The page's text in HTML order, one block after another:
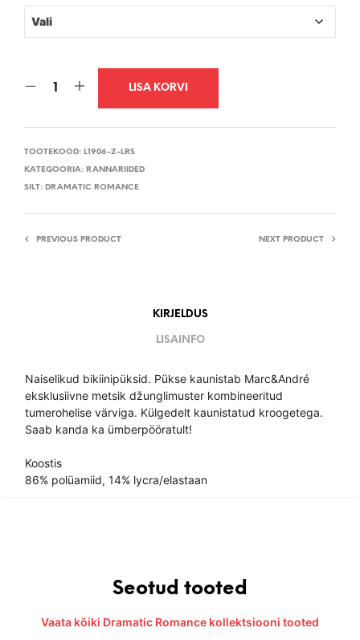
LISA KORVI
TOOTEKOOD: L1906-Z-LRS
KATEGOORIA: RANNARIIDED
SILT: DRAMATIC ROMANCE
PREVIOUS PRODUCT NEXT PRODUCT
KIRJELDUS
LISAINFO
Naiselikud bikiinipüksid. Pükse kaunistab Marc&André
eksklusiivne metsik džunglimuster kombineeritud
tumerohelise värviga. Külgedelt kaunistatud kroogetega.
Saab kanda ka ümberpööratult!
Koostis
86% polüamiid, 14% lycra/elastaan
Seotud tooted
Vaata kõiki Dramatic Romance kollektsiooni tooted